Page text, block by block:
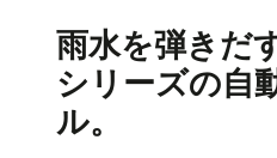
雨水を弾きだ
シリーズの自
ル。